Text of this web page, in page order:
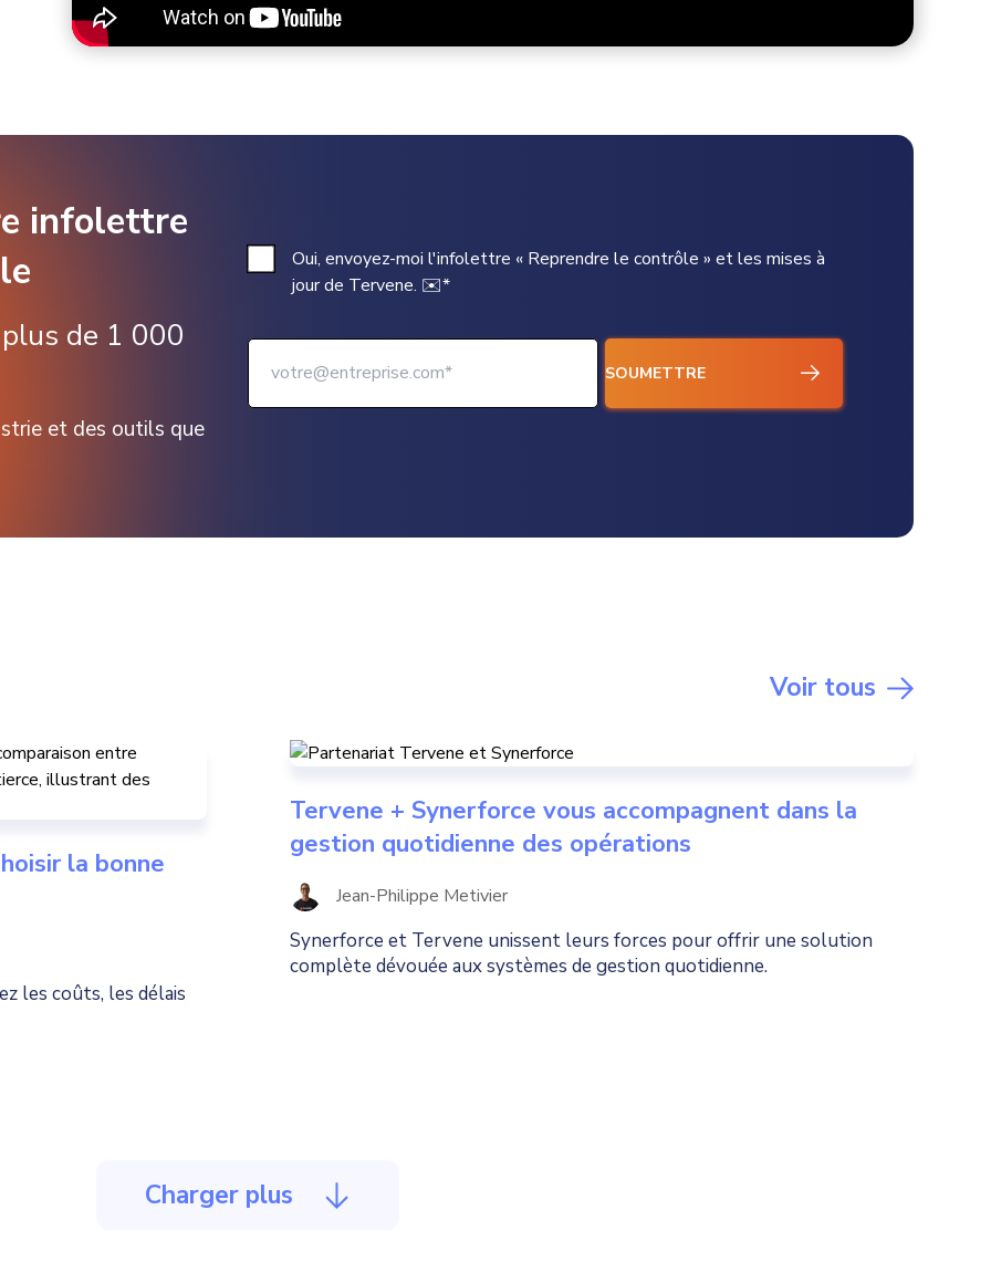
infolettre
de 1 000
et des outils que
Oui, envoyez-moi l'infolettre « Reprendre le contrôle » et les mises à
jour de Tervene. ✉️*
Voir tous
la bonne
les coûts, les délais
Tervene + Synerforce vous accompagnent dans la
gestion quotidienne des opérations
Jean-Philippe Metivier
Synerforce et Tervene unissent leurs forces pour offrir une solution
complète dévouée aux systèmes de gestion quotidienne.
Charger plus